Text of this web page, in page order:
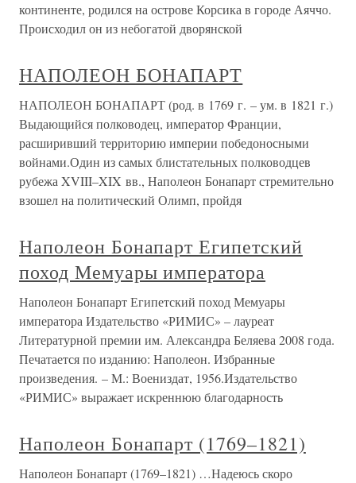
континенте, родился на острове Корсика в городе Аяччо.
Происходил он из небогатой дворянской
НАПОЛЕОН БОНАПАРТ
НАПОЛЕОН БОНАПАРТ (род. в 1769 г. – ум. в 1821 г.)
Выдающийся полководец, император Франции,
расширивший территорию империи победоносными
войнами.Один из самых блистательных полководцев
рубежа XVIII–XIX вв., Наполеон Бонапарт стремительно
взошел на политический Олимп, пройдя
Наполеон Бонапарт Египетский
поход Мемуары императора
Наполеон Бонапарт Египетский поход Мемуары
императора Издательство «РИМИС» – лауреат
Литературной премии им. Александра Беляева 2008 года.
Печатается по изданию: Наполеон. Избранные
произведения. – М.: Воениздат, 1956.Издательство
«РИМИС» выражает искреннюю благодарность
Наполеон Бонапарт (1769–1821)
Наполеон Бонапарт (1769–1821) …Надеюсь скоро